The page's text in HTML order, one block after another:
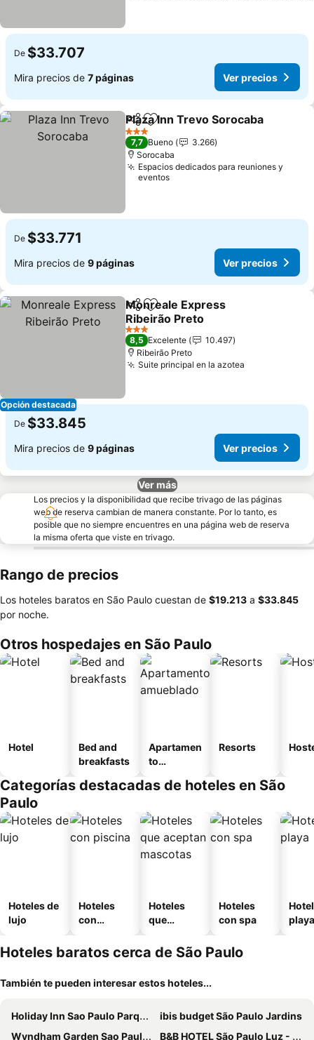
De $33.707
Mira precios de 7 páginas Ver precios
CompartirAgregar a favoritos
Plaza Inn Trevo Sorocaba
3 Estrellas
7,7 Bueno
3.266
Sorocaba
Espacios dedicados para reuniones y
eventos
De $33.771
Mira precios de 9 páginas Ver precios
Opción destacada
CompartirAgregar a favoritos
Monreale Express
Ribeirão Preto
3 Estrellas
8,5 Excelente
10.497
Ribeirão Preto
Suite principal en la azotea
De $33.845
Mira precios de 9 páginas Ver precios
Ver más
Los precios y la disponibilidad que recibe trivago de las páginas
web de reserva cambian de manera constante. Por lo tanto, es
posible que no siempre encuentres en una página web de reserva
la misma oferta que viste en trivago.
Rango de precios
Los hoteles baratos en São Paulo cuestan de ‎$19.213 a ‎$33.845
por noche.
Otros hospedajes en São Paulo
Hotel
Bed and
breakfasts
Apartamen
to
o
Resorts
Categorías destacadas de hoteles en São
Paulo
Hoteles de
lujo
Hoteles
con
Hoteles
que
mascotas
Hoteles
con spa
playa
Hoteles baratos cerca de São Paulo
También te pueden interesar estos hoteles...
Holiday Inn Sao Paulo Parque Anhembi By Ihg
ibis budget São Paulo Jardins
Wyndham Garden Sao Paulo Convention Nortel
B&B HOTEL São Paulo Luz - Centro